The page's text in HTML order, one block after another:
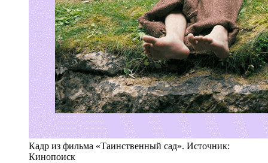
Кадр из фильма «Таинственный сад». Источник:
Кинопоиск